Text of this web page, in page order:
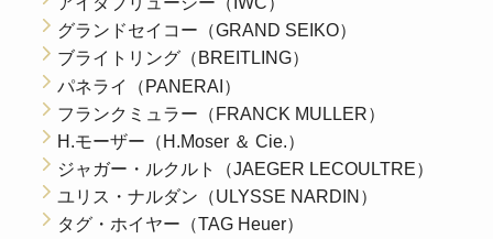
グランドセイコー（GRAND SEIKO）
ブライトリング（BREITLING）
パネライ（PANERAI）
フランクミュラー（FRANCK MULLER）
H.モーザー（H.Moser ＆ Cie.）
ジャガー・ルクルト（JAEGER LECOULTRE）
ユリス・ナルダン（ULYSSE NARDIN）
タグ・ホイヤー（TAG Heuer）